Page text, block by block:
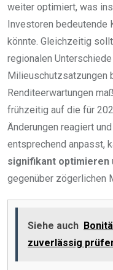
weiter optimiert, was
Investoren bedeutende
könnte. Gleichzeitig
regionalen
Milieuschutzsatzungen
Renditeerwartungen
frühzeitig auf die für
Änderungen reagiert
entsprechend anpasst,
signifikant optimieren
gegenüber zögerlichen
Siehe auch
zuverlässig